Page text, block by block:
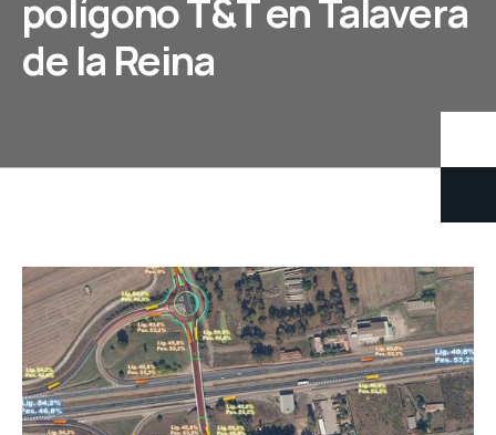
polígono T&T en Talavera
de la Reina